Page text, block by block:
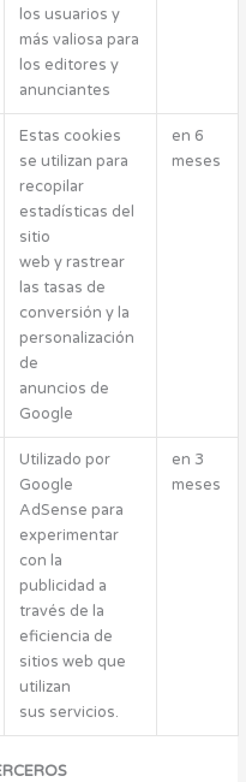
los usuarios y
más valiosa para
los editores y
anunciantes
Estas cookies
se utilizan para
recopilar
estadísticas del
sitio
web y rastrear
las tasas de
conversión y la
personalización
de
anuncios de
Google
en 6
meses
Utilizado por
Google
AdSense para
experimentar
con la
publicidad a
través de la
eficiencia de
sitios web que
utilizan
sus servicios.
en 3
meses